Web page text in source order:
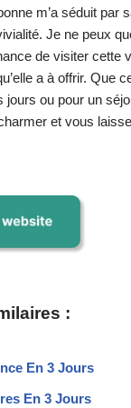
m’a séduit par
Je ne peux
de visiter cette
a à offrir. Que
jours ou pour un
et vous
:
En 3 Jours
En 3 Jours